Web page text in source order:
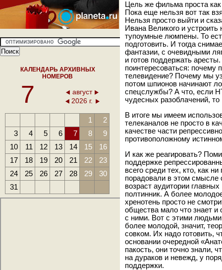
КАЛЕНДАРЬ АРХИВНЫХ
НОМЕРОВ
7
август
2026 г.
1
2
3
4 5 6 7 8
9
10
11 12 13 14 15
16
17
18 19 20 21 22
23
24
25 26 27 28 29
30
31
Цель же фильма проста как
Пока еще нельзя вот так
Нельзя просто выйти и
Ивана Великого и
тупоумные люмпены. То
подготовить. И тогда
фантазии, с очевидными
и готов поддержать
поинтересоваться: почему
телевидение? Почему мы
потом шпионов начинают
спецслужбы? А что, если
чудесных разоблачений,
В итоге мы имеем
телеканалов не просто в
качестве части
противоположному
И как же реагировать?
поддержке
всего среди тех, кто, как
порадовали в этом смысле
возраст аудитории
полтинник. А более
хренотень просто не
общества мало что знает и
с ними. Вот с этими
более молодой, значит,
совком. Их надо готовить,
основании очередной
пакость, они точно знали,
на дураков и невежд, у
поддержки.